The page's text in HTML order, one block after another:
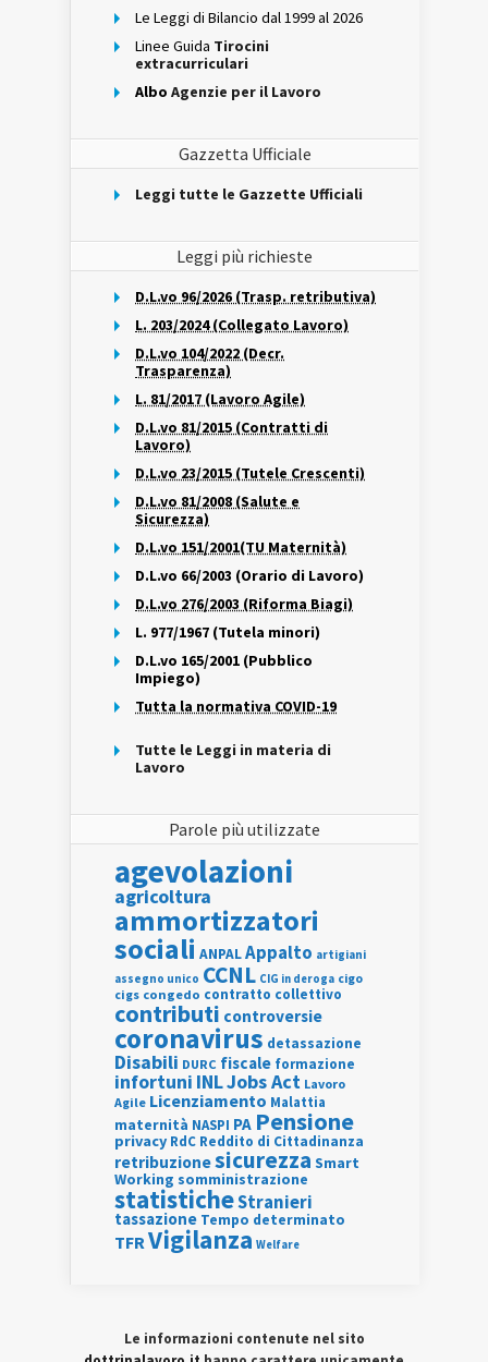
Le Leggi di Bilancio dal 1999 al 2026
Linee Guida Tirocini
extracurriculari
Albo Agenzie per il Lavoro
Gazzetta Ufficiale
Leggi tutte le Gazzette Ufficiali
Leggi più richieste
D.L.vo 96/2026 (Trasp. retributiva)
L. 203/2024 (Collegato Lavoro)
D.L.vo 104/2022 (Decr.
Trasparenza)
L. 81/2017 (Lavoro Agile)
D.L.vo 81/2015 (Contratti di
Lavoro)
D.L.vo 23/2015 (Tutele Crescenti)
D.L.vo 81/2008 (Salute e
Sicurezza)
D.L.vo 151/2001(TU Maternità)
D.L.vo 66/2003 (Orario di Lavoro)
D.L.vo 276/2003 (Riforma Biagi)
L. 977/1967 (Tutela minori)
D.L.vo 165/2001 (Pubblico
Impiego)
Tutta la normativa COVID-19
Tutte le Leggi in materia di
Lavoro
Parole più utilizzate
agevolazioni
agricoltura
ammortizzatori
sociali ANPALAppalto artigiani
assegno unico CCNL CIG in deroga cigo
cigs congedo contratto collettivo
contributi controversie
coronavirus detassazione
Disabili DURC fiscale formazione
infortuni INLJobs Act Lavoro
Agile Licenziamento Malattia
maternità NASPI PA Pensione
privacy RdC Reddito di Cittadinanza
retribuzionesicurezza Smart
Working somministrazione
statisticheStranieri
tassazione Tempo determinato
TFRVigilanza Welfare
Le informazioni contenute nel sito